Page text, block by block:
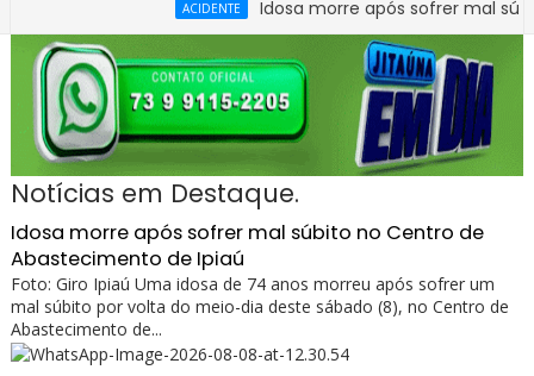
Idosa morre após sofrer mal súbito no
Notícias em Destaque.
Idosa morre após sofrer mal súbito no Centro de
Abastecimento de Ipiaú
Foto: Giro Ipiaú Uma idosa de 74 anos morreu após sofrer um
mal súbito por volta do meio-dia deste sábado (8), no Centro de
Abastecimento de...